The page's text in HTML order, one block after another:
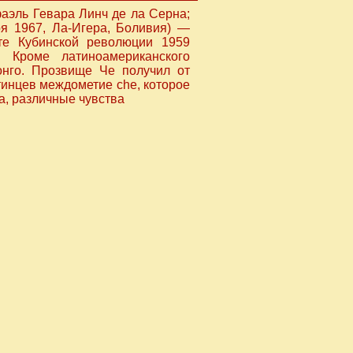
Гевара Линч де ла Серна;
1967, Ла-Игера, Боливия) —
Кубинской революции 1959
латиноамериканского
Прозвище Че получил от
междометие che, которое
различные чувства